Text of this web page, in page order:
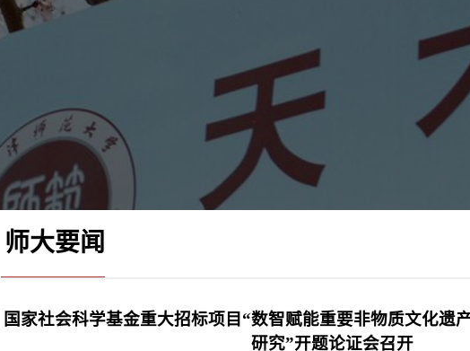
师大要闻
国家社会科学基金重大招标项目“数智赋能重要非物质文化遗
研究”开题论证会召开